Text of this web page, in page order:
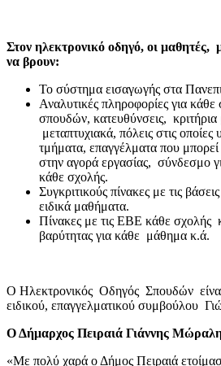
Στον ηλεκτρονικό οδηγό, οι
να βρουν:
Το σύστημα εισαγωγής στα
Αναλυτικές πληροφορίες για
σπουδών, κατευθύνσεις, κριτήρια
μεταπτυχιακά, πόλεις στις οποίες
τμήματα, επαγγέλματα που
στην αγορά εργασίας, σύνδεσμο
κάθε σχολής.
Συγκριτικούς πίνακες με τις
ειδικά μαθήματα.
Πίνακες με τις ΕΒΕ κάθε σχολής
βαρύτητας για κάθε μάθημα κ.ά.
Ο Ηλεκτρονικός Οδηγός Σπουδών
ειδικού, επαγγελματικού συμβούλου
Ο Δήμαρχος Πειραιά Γιάννης
«Με πολύ χαρά ο Δήμος Πειραιά